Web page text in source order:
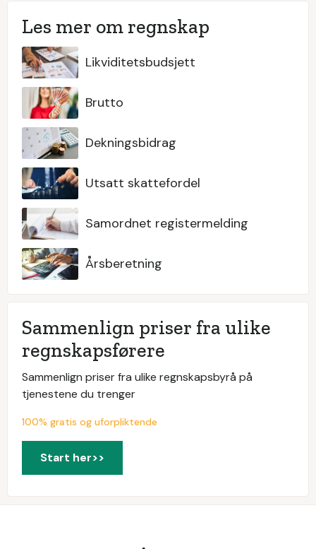
Les mer om regnskap
Likviditetsbudsjett
Brutto
Dekningsbidrag
Utsatt skattefordel
Samordnet registermelding
Årsberetning
Sammenlign priser fra ulike
regnskapsførere
Sammenlign priser fra ulike regnskapsbyrå på
tjenestene du trenger
100% gratis og uforpliktende
Start her>>